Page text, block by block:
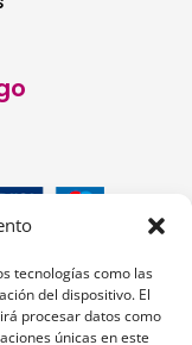
tecnologías como las
del dispositivo. El
procesar datos como
únicas en este